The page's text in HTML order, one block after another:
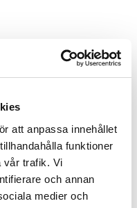
att anpassa innehållet
funktioner
vår trafik. Vi
och annan
medier och